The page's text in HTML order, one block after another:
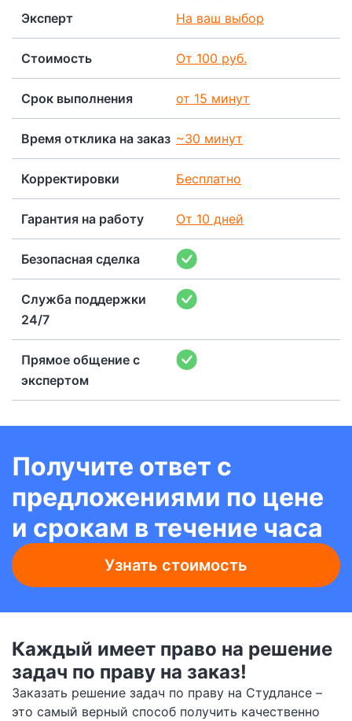
Эксперт На ваш выбор
Стоимость От 100 руб.
Срок выполнения от 15 минут
Время отклика на заказ ~30 минут
Корректировки Бесплатно
Гарантия на работу От 10 дней
Безопасная сделка
Служба поддержки
24/7
Прямое общение с
экспертом
Получите ответ с
предложениями по цене
и срокам в течение часа
Узнать стоимость
Каждый имеет право на решение
задач по праву на заказ!
Заказать решение задач по праву на Студлансе –
это самый верный способ получить качественно